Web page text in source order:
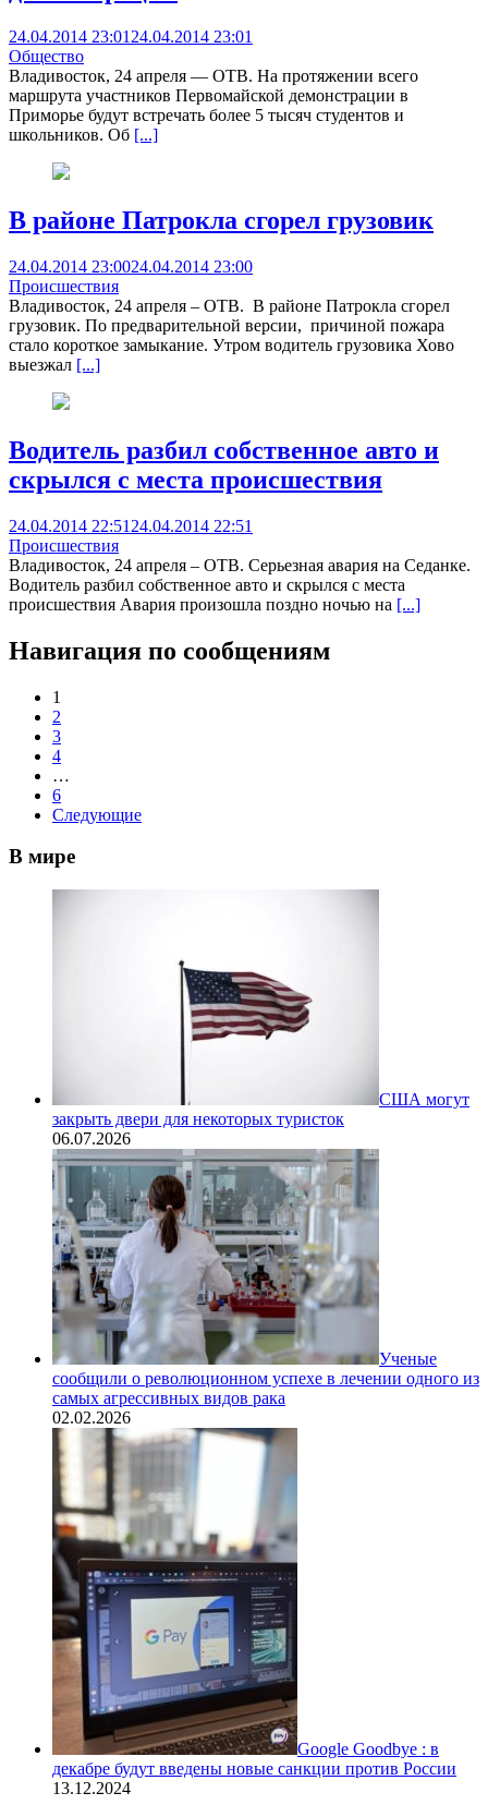
24.04.2014 23:01 24.04.2014 23:01
Общество
Владивосток, 24 апреля — ОТВ. На протяжении всего
маршрута участников Первомайской демонстрации в
Приморье будут встречать более 5 тысяч студентов и
школьников. Об [...]
В районе Патрокла сгорел грузовик
24.04.2014 23:0024.04.2014 23:00
Происшествия
Владивосток, 24 апреля – ОТВ. В районе Патрокла сгорел
грузовик. По предварительной версии, причиной пожара
стало короткое замыкание. Утром водитель грузовика Хово
выезжал [...]
Водитель разбил собственное авто и
скрылся с места происшествия
24.04.2014 22:51 24.04.2014 22:51
Происшествия
Владивосток, 24 апреля – ОТВ. Серьезная авария на Седанке.
Водитель разбил собственное авто и скрылся с места
происшествия Авария произошла поздно ночью на [...]
Навигация по сообщениям
1
2
3
4
…
6
Следующие
В мире
США могут
закрыть двери для некоторых туристок
06.07.2026
Ученые
сообщили о революционном успехе в лечении одного из
самых агрессивных видов рака
02.02.2026
Google Goodbye : в
декабре будут введены новые санкции против России
13.12.2024